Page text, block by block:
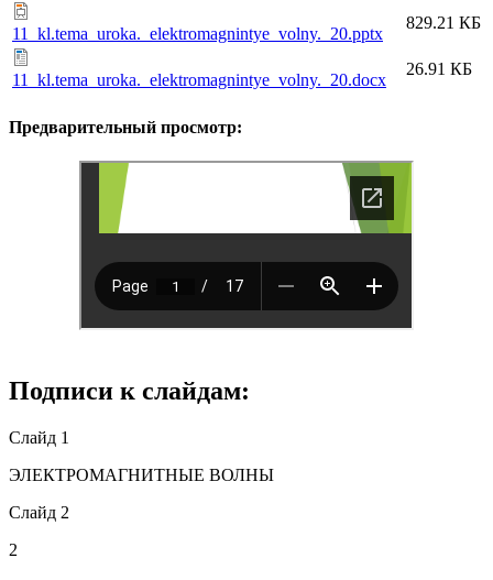
11_kl.tema_uroka._elektromagnintye_volny._20.pptx
829.21 КБ
11_kl.tema_uroka._elektromagnintye_volny._20.docx
26.91 КБ
Предварительный просмотр:
Подписи к слайдам:
Слайд 1
ЭЛЕКТРОМАГНИТНЫЕ ВОЛНЫ
Слайд 2
2